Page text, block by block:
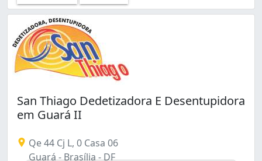
San Thiago Dedetizadora E Desentupidora
em Guará II
Qe 44 Cj L, 0 Casa 06
Guará - Brasília - DF